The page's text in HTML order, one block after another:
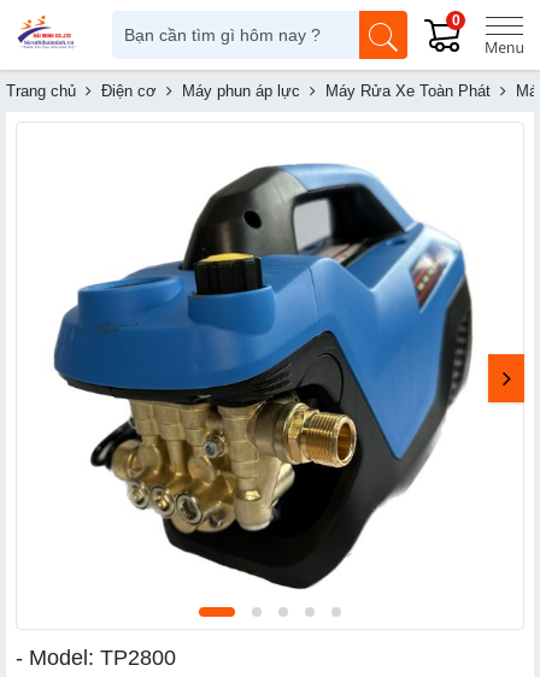
0
Trang chủ Điện cơ Máy phun áp lực Máy Rửa Xe Toàn Phát
- Model: TP2800